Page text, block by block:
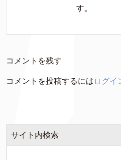
す。
コメントを残す
コメントを投稿するには ログイ
サイト内検索